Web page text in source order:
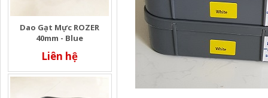
Dao Gạt Mực ROZER
40mm - Blue
Liên hệ